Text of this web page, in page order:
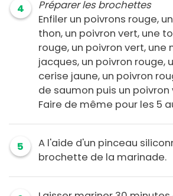
4
Préparer les brochettes
Enfiler un poivrons rouge,
thon, un poivron vert, une
rouge, un poivron vert, une
jacques, un poivron rouge,
cerise jaune, un poivron
de saumon puis un poivron
Faire de même pour les 5
5
A l'aide d'un pinceau
brochette de la marinade.